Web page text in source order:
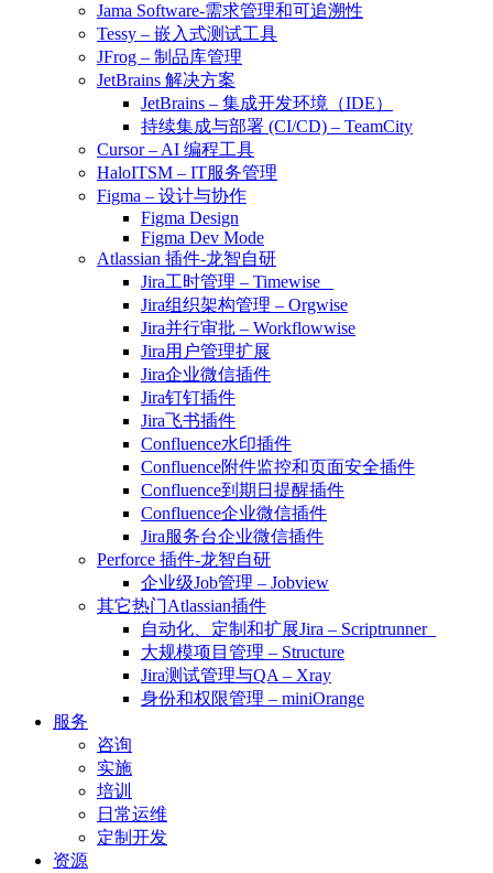
Jama Software-需求管理和可追溯性
Tessy – 嵌入式测试工具
JFrog – 制品库管理
JetBrains 解决方案
JetBrains – 集成开发环境（IDE）
持续集成与部署 (CI/CD) – TeamCity
Cursor – AI 编程工具
HaloITSM – IT服务管理
Figma – 设计与协作
Figma Design
Figma Dev Mode
Atlassian 插件-龙智自研
Jira工时管理 – Timewise
Jira组织架构管理 – Orgwise
Jira并行审批 – Workflowwise
Jira用户管理扩展
Jira企业微信插件
Jira钉钉插件
Jira飞书插件
Confluence水印插件
Confluence附件监控和页面安全插件
Confluence到期日提醒插件
Confluence企业微信插件
Jira服务台企业微信插件
Perforce 插件-龙智自研
企业级Job管理 – Jobview
其它热门Atlassian插件
自动化、定制和扩展Jira – Scriptrunner
大规模项目管理 – Structure
Jira测试管理与QA – Xray
身份和权限管理 – miniOrange
服务
咨询
实施
培训
日常运维
定制开发
资源